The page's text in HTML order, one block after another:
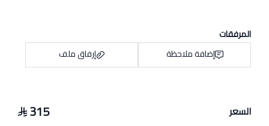
المرفقات
إضافة ملاحظة
إرفاق ملف
السعر 315